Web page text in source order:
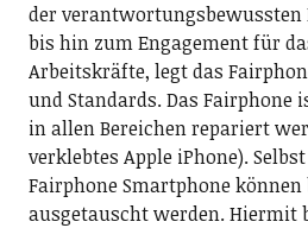
der
bis hin zum Engagement für
Arbeitskräfte, legt das
und Standards. Das
in allen Bereichen repariert
verklebtes Apple iPhone).
Fairphone Smartphone können
ausgetauscht werden. Hiermit